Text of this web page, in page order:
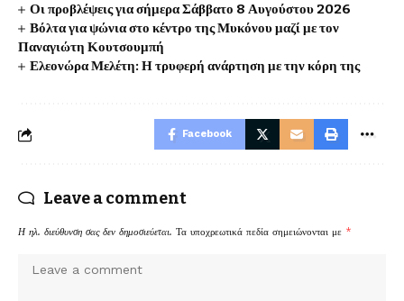
Οι προβλέψεις για σήμερα Σάββατο 8 Αυγούστου 2026
Βόλτα για ψώνια στο κέντρο της Μυκόνου μαζί με τον
Παναγιώτη Κουτσουμπή
Ελεονώρα Μελέτη: Η τρυφερή ανάρτηση με την κόρη της
Facebook
Leave a comment
Η ηλ. διεύθυνση σας δεν δημοσιεύεται. Τα υποχρεωτικά πεδία σημειώνονται με *